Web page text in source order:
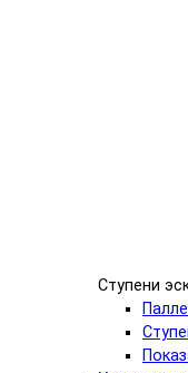
Ступени